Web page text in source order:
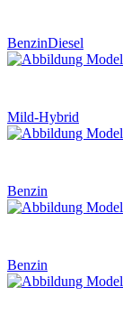
BenzinDiesel
Mild-Hybrid
Benzin
Benzin